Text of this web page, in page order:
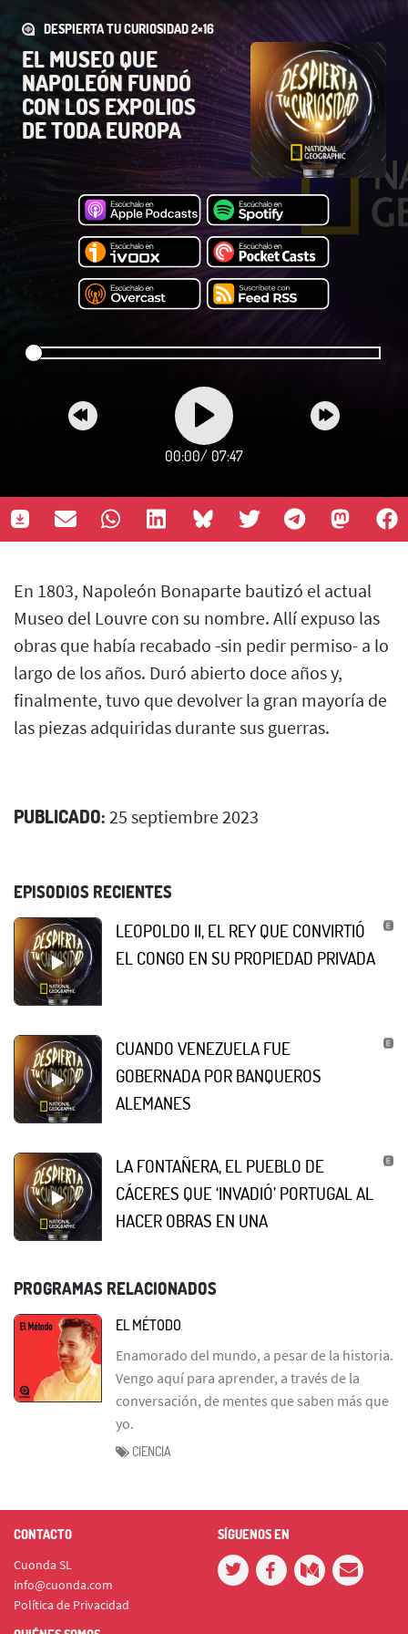
DESPIERTA TU CURIOSIDAD 2×16
EL MUSEO QUE
NAPOLEÓN FUNDÓ
CON LOS EXPOLIOS
DE TODA EUROPA
00:00/ 07:47
En 1803, Napoleón Bonaparte bautizó el actual
Museo del Louvre con su nombre. Allí expuso las
obras que había recabado -sin pedir permiso- a lo
largo de los años. Duró abierto doce años y,
finalmente, tuvo que devolver la gran mayoría de
las piezas adquiridas durante sus guerras.
PUBLICADO: 25 septiembre 2023
EPISODIOS RECIENTES
LEOPOLDO II, EL REY QUE CONVIRTIÓ
EL CONGO EN SU PROPIEDAD PRIVADA
CUANDO VENEZUELA FUE
GOBERNADA POR BANQUEROS
ALEMANES
LA FONTAÑERA, EL PUEBLO DE
CÁCERES QUE ‘INVADIÓ’ PORTUGAL AL
HACER OBRAS EN UNA
PROGRAMAS RELACIONADOS
EL MÉTODO
Enamorado del mundo, a pesar de la historia.
Vengo aquí para aprender, a través de la
conversación, de mentes que saben más que
yo.
CIENCIA
CONTACTO
Cuonda SL
info@cuonda.com
Política de Privacidad
SÍGUENOS EN